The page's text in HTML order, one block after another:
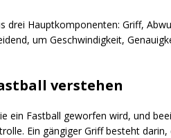
drei Hauptkomponenten: Griff,
um Geschwindigkeit,
verstehen
ein Fastball geworfen wird, und
Ein gängiger Griff besteht